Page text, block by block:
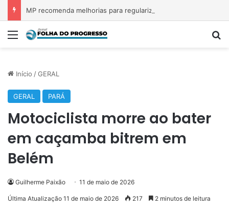
Menu
Início /GERAL
GERAL PARÁ
Motociclista morre ao bater
em caçamba bitrem em
Belém
Guilherme Paixão 11 de maio de 2026
Última Atualização 11 de maio de 2026 217 2 minutos de leitura